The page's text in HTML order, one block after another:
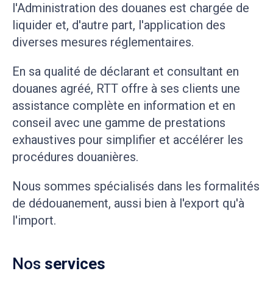
l'Administration des douanes est chargée de
liquider et, d'autre part, l'application des
diverses mesures réglementaires.
En sa qualité de déclarant et consultant en
douanes agréé, RTT offre à ses clients une
assistance complète en information et en
conseil avec une gamme de prestations
exhaustives pour simplifier et accélérer les
procédures douanières.
Nous sommes spécialisés dans les formalités
de dédouanement, aussi bien à l'export qu'à
l'import.
Nos services